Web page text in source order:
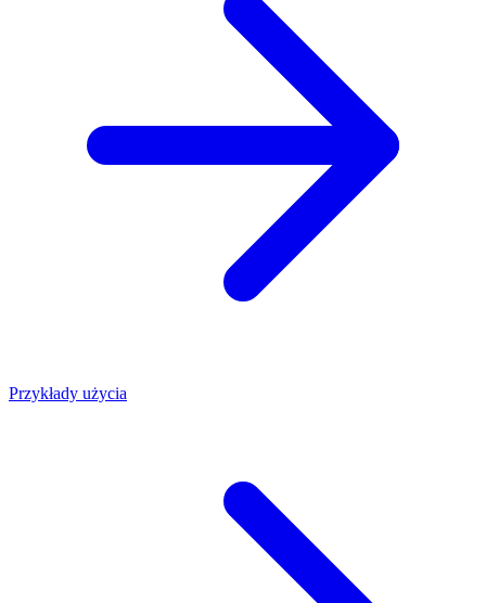
Przykłady użycia